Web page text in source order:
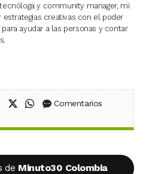
y community manager, mi
estrategias creativas con el poder
ayudar a las personas y contar
en Facebook
Compartir en X (Twitter)
Compartir en WhatsApp
Comentarios
de Minuto30 Colombia